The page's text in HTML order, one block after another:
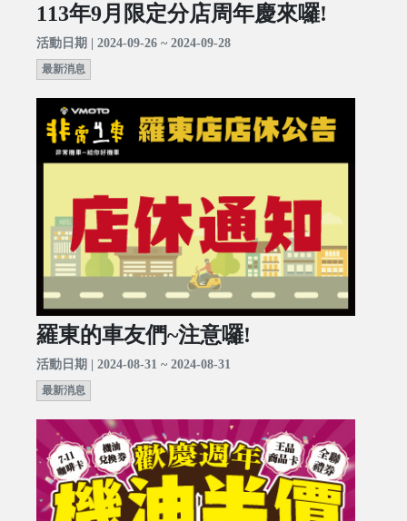
113年9月限定分店周年慶來囉!
活動日期 | 2024-09-26 ~ 2024-09-28
最新消息
羅東的車友們~注意囉!
活動日期 | 2024-08-31 ~ 2024-08-31
最新消息